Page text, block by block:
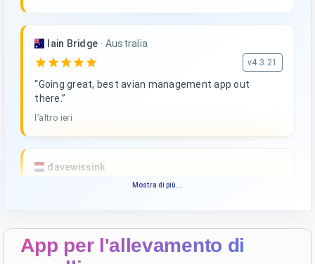
Iain Bridge · Australia
star star star star star v4.3.21
“Going great, best avian management app out
there.”
l’altro ieri
davewissink
Mostra di più...
App per l'allevamento di